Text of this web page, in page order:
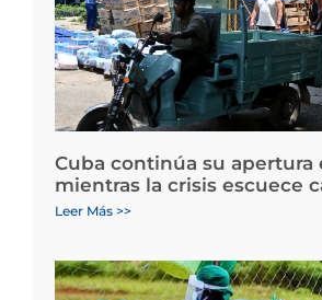
Cuba continúa su apertura
mientras la crisis escuece
Leer Más >>